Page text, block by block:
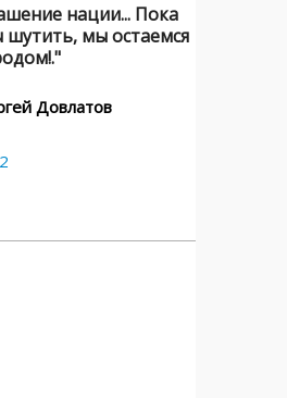
нации... Пока
шутить, мы остаемся
Довлатов